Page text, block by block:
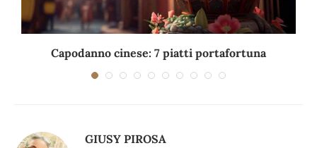
Capodanno cinese: 7 piatti portafortuna
GIUSY PIROSA